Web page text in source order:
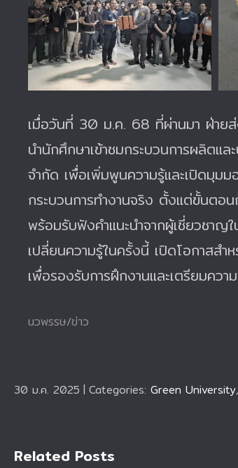
เมื่อวันที่ 30 ม.ค. 68 ที่ผ่านมา ฝ่ายส่
นำนักศึกษาเข้าชมกระบวนการผลิต
จำกัด เพื่อเพิ่มพูนความรู้และเปิดมุม
กระบวนการทำงานจริง ตั้งแต่ขั้นต
พร้อมรับฟังคำแนะนำจากผู้เชี่ยวชาญ
เปลี่ยนความรู้ในครั้งนี้ เปิดโอกาสสำ
เพื่อรองรับการฝึกงานและเตรียมคว
นวพรรษ/ข่าว
30 ม.ค. 2025 | Categories: Green University,
Related Posts